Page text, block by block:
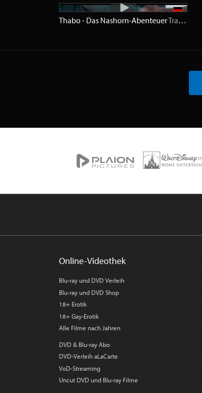
Thabo - Das Nashorn-AbenteuerTrailer
Online-Videothek
Blu-ray und DVD Verleih
Blu-ray und DVD Shop
18+ Erotik
18+ Gay-Erotik
Alle Filme nach Jahren
DVD & Blu-ray Abo
DVD-Verleih aLaCarte
VoD-Streaming
Uncut DVD und Blu-ray Filme